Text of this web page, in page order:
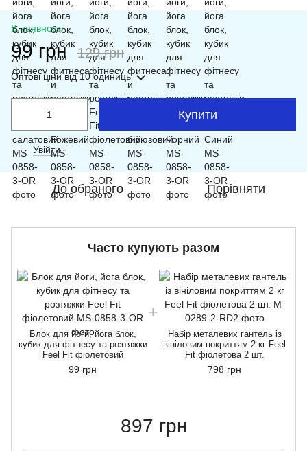
В наявності
99 грн 129 грн
Оптові цінивід 10 одиниць
Купити
% Увійти
До обраного Порівняти
Часто купують разом
Блок для йоги, йога блок,
кубик для фітнесу та розтяжки
Feel Fit фіолетовий
99 грн
Набір металевих гантель із
вініловим покриттям 2 кг Feel
Fit фіолетова 2 шт.
798 грн
897 грн